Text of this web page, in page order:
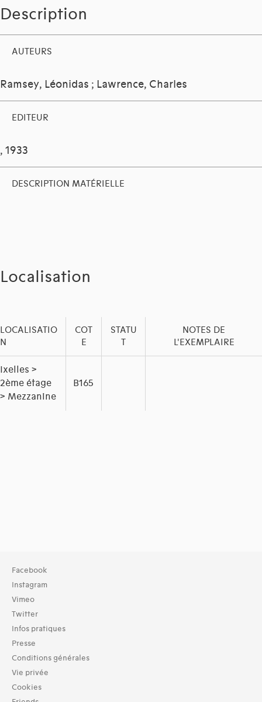
Description
AUTEURS
Ramsey, Léonidas ; Lawrence, Charles
EDITEUR
, 1933
DESCRIPTION MATÉRIELLE
Localisation
LOCALISATIO
N
COT
E
STATU
T
NOTES DE
L'EXEMPLAIRE
Ixelles >
2ème étage
> Mezzanine
B165
Facebook
Instagram
Vimeo
Twitter
Infos pratiques
Presse
Conditions générales
Vie privée
Cookies